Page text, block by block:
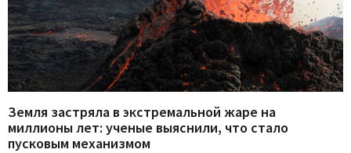
Земля застряла в экстремальной жаре на
миллионы лет: ученые выяснили, что стало
пусковым механизмом